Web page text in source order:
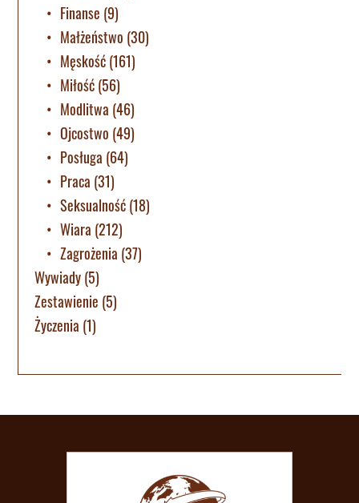
Finanse (9)
Małżeństwo (30)
Męskość(161)
Miłość(56)
Modlitwa (46)
Ojcostwo (49)
Posługa (64)
Praca (31)
Seksualność(18)
Wiara (212)
Zagrożenia (37)
Wywiady(5)
Zestawienie (5)
Życzenia (1)